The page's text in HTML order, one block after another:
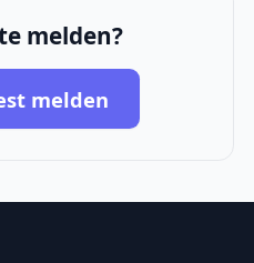
melden?
melden